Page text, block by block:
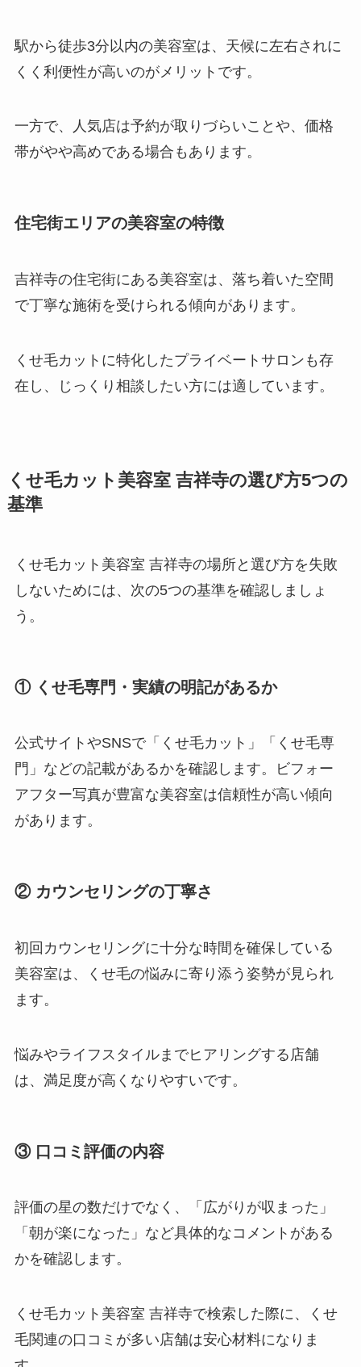
駅から徒歩3分以内の美容室は、天候に左右されに
くく利便性が高いのがメリットです。
一方で、人気店は予約が取りづらいことや、価格
帯がやや高めである場合もあります。
住宅街エリアの美容室の特徴
吉祥寺の住宅街にある美容室は、落ち着いた空間
で丁寧な施術を受けられる傾向があります。
くせ毛カットに特化したプライベートサロンも存
在し、じっくり相談したい方には適しています。
くせ毛カット美容室 吉祥寺の選び方5つの
基準
くせ毛カット美容室 吉祥寺の場所と選び方を失敗
しないためには、次の5つの基準を確認しましょ
う。
① くせ毛専門・実績の明記があるか
公式サイトやSNSで「くせ毛カット」「くせ毛専
門」などの記載があるかを確認します。ビフォー
アフター写真が豊富な美容室は信頼性が高い傾向
があります。
② カウンセリングの丁寧さ
初回カウンセリングに十分な時間を確保している
美容室は、くせ毛の悩みに寄り添う姿勢が見られ
ます。
悩みやライフスタイルまでヒアリングする店舗
は、満足度が高くなりやすいです。
③ 口コミ評価の内容
評価の星の数だけでなく、「広がりが収まった」
「朝が楽になった」など具体的なコメントがある
かを確認します。
くせ毛カット美容室 吉祥寺で検索した際に、くせ
毛関連の口コミが多い店舗は安心材料になりま